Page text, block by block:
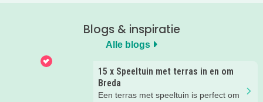
Blogs & inspiratie
Alle blogs
15 x Speeltuin met terras in en om
Breda
Een terras met speeltuin is perfect om